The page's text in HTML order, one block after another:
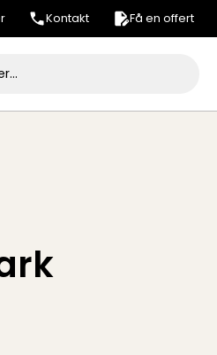
Kontakt Få en offert